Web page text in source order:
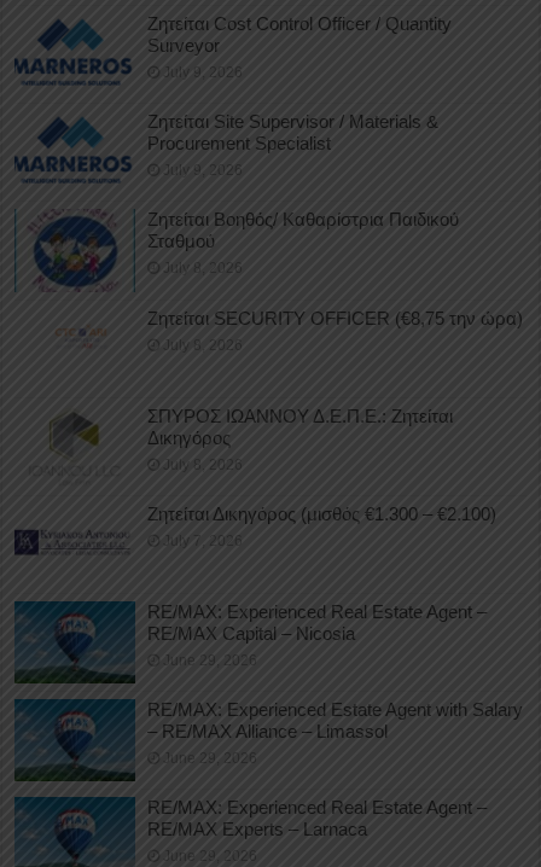
Ζητείται Cost Control Officer / Quantity
Surveyor
July 9, 2026
Ζητείται Site Supervisor / Materials &
Procurement Specialist
July 9, 2026
Ζητείται Βοηθός/ Καθαρίστρια Παιδικού
Σταθμού
July 8, 2026
Ζητείται SECURITY OFFICER (€8,75 την ώρα)
July 8, 2026
ΣΠΥΡΟΣ ΙΩΑΝΝΟΥ Δ.Ε.Π.Ε.: Ζητείται
Δικηγόρος
July 8, 2026
Ζητείται Δικηγόρος (μισθός €1.300 – €2.100)
July 7, 2026
RE/MAX: Experienced Real Estate Agent –
RE/MAX Capital – Nicosia
June 29, 2026
RE/MAX: Experienced Estate Agent with Salary
– RE/MAX Alliance – Limassol
June 29, 2026
RE/MAX: Experienced Real Estate Agent –
RE/MAX Experts – Larnaca
June 29, 2026